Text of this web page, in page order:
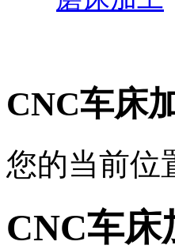
CNC车床
您的当前位
CNC车床